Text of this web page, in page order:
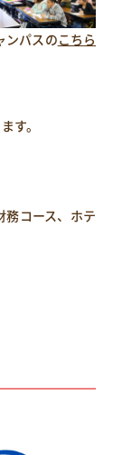
ンパスのこちら
す。
務コース、ホテ